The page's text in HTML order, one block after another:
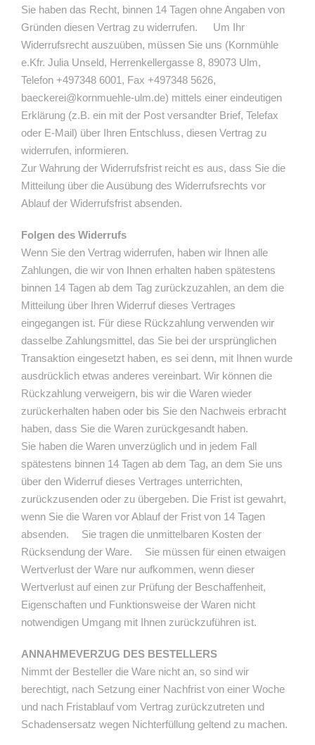
Sie haben das Recht, binnen 14 Tagen ohne Angaben von
Gründen diesen Vertrag zu widerrufen. Um Ihr
Widerrufsrecht auszuüben, müssen Sie uns (Kornmühle
e.Kfr. Julia Unseld, Herrenkellergasse 8, 89073 Ulm,
Telefon +497348 6001, Fax +497348 5626,
baeckerei@kornmuehle-ulm.de) mittels einer eindeutigen
Erklärung (z.B. ein mit der Post versandter Brief, Telefax
oder E-Mail) über Ihren Entschluss, diesen Vertrag zu
widerrufen, informieren.
Zur Wahrung der Widerrufsfrist reicht es aus, dass Sie die
Mitteilung über die Ausübung des Widerrufsrechts vor
Ablauf der Widerrufsfrist absenden.
Folgen des Widerrufs
Wenn Sie den Vertrag widerrufen, haben wir Ihnen alle
Zahlungen, die wir von Ihnen erhalten haben spätestens
binnen 14 Tagen ab dem Tag zurückzuzahlen, an dem die
Mitteilung über Ihren Widerruf dieses Vertrages
eingegangen ist. Für diese Rückzahlung verwenden wir
dasselbe Zahlungsmittel, das Sie bei der ursprünglichen
Transaktion eingesetzt haben, es sei denn, mit Ihnen wurde
ausdrücklich etwas anderes vereinbart. Wir können die
Rückzahlung verweigern, bis wir die Waren wieder
zurückerhalten haben oder bis Sie den Nachweis erbracht
haben, dass Sie die Waren zurückgesandt haben.
Sie haben die Waren unverzüglich und in jedem Fall
spätestens binnen 14 Tagen ab dem Tag, an dem Sie uns
über den Widerruf dieses Vertrages unterrichten,
zurückzusenden oder zu übergeben. Die Frist ist gewahrt,
wenn Sie die Waren vor Ablauf der Frist von 14 Tagen
absenden. Sie tragen die unmittelbaren Kosten der
Rücksendung der Ware. Sie müssen für einen etwaigen
Wertverlust der Ware nur aufkommen, wenn dieser
Wertverlust auf einen zur Prüfung der Beschaffenheit,
Eigenschaften und Funktionsweise der Waren nicht
notwendigen Umgang mit Ihnen zurückzuführen ist.
ANNAHMEVERZUG DES BESTELLERS
Nimmt der Besteller die Ware nicht an, so sind wir
berechtigt, nach Setzung einer Nachfrist von einer Woche
und nach Fristablauf vom Vertrag zurückzutreten und
Schadensersatz wegen Nichterfüllung geltend zu machen.